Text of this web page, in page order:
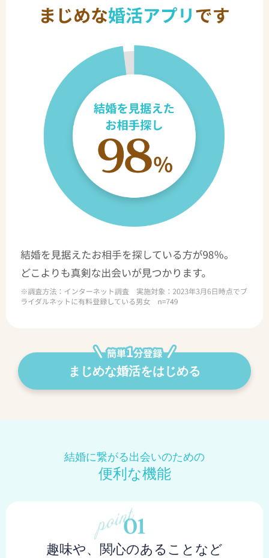
まじめな婚活をはじめる
結婚に繋がる出会いのための
便利な機能
趣味や、関心のあることなど